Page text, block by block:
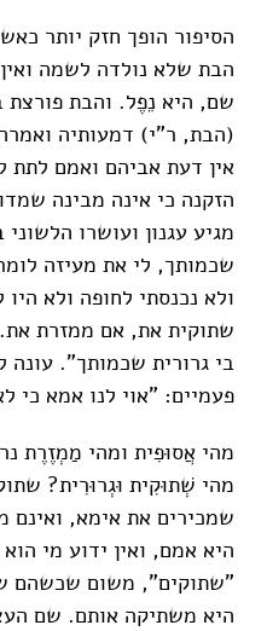
הסיפור הופך חזק יותר
הבת שלא נולדה לשמה
שם, היא נֵפֶל. והבת
(הבת, ר"י) דמעותיה
אין דעת אביהם ואמם
הזקנה כי אינה מבינה
מגיע עגנון ועושרו
שכמותך, לי את מעיזה
ולא נכנסתי לחופה ולא
שתוקית את, אם ממזרת
בי גרורית שכמותך". עונה
פעמיים: "אוי לנו אמא כי
מהי אֲסוּפִית ומהי מַמְזֶרֶת
מהי שְׁתוּקִית וּגְרוּרִית?
שמכירים את אימא, ואינם
היא אמם, ואין ידוע מי
"שתוקים", משום שכשהם
היא משתיקה אותם. שם